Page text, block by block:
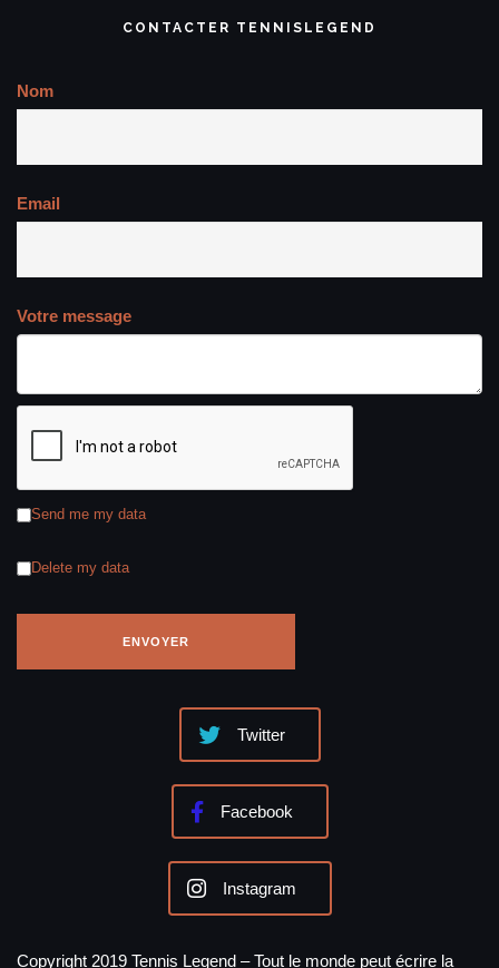
CONTACTER TENNISLEGEND
Nom
Email
Votre message
Send me my data
Delete my data
Twitter
Facebook
Instagram
Copyright 2019 Tennis Legend – Tout le monde peut écrire la